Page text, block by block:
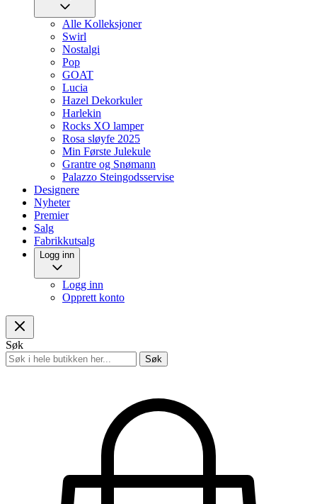
Alle Kolleksjoner
Swirl
Nostalgi
Pop
GOAT
Lucia
Hazel Dekorkuler
Harlekin
Rocks XO lamper
Rosa sløyfe 2025
Min Første Julekule
Grantre og Snømann
Palazzo Steingodsservise
Designere
Nyheter
Premier
Salg
Fabrikkutsalg
Logg inn
Logg inn
Opprett konto
Søk
Søk